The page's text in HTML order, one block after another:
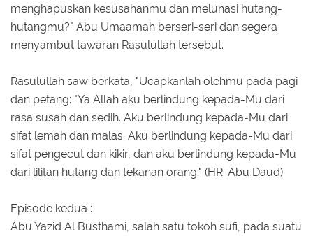
menghapuskan kesusahanmu dan melunasi hutang-
hutangmu?" Abu Umaamah berseri-seri dan segera
menyambut tawaran Rasulullah tersebut.
Rasulullah saw berkata, "Ucapkanlah olehmu pada pagi
dan petang: "Ya Allah aku berlindung kepada-Mu dari
rasa susah dan sedih. Aku berlindung kepada-Mu dari
sifat lemah dan malas. Aku berlindung kepada-Mu dari
sifat pengecut dan kikir, dan aku berlindung kepada-Mu
dari lilitan hutang dan tekanan orang." (HR. Abu Daud)
Episode kedua :
Abu Yazid Al Busthami, salah satu tokoh sufi, pada suatu